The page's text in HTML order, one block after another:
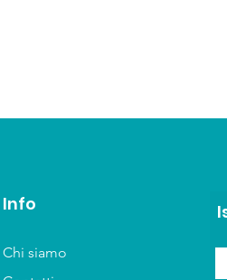
Info
Chi siamo